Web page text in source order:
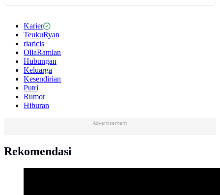
Karier
TeukuRyan
riaricis
OllaRamlan
Hubungan
Keluarga
Kesendirian
Putri
Rumor
Hiburan
Advertisement
Rekomendasi